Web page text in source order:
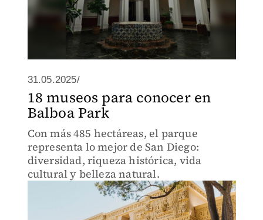
31.05.2025/
18 museos para conocer en
Balboa Park
Con más 485 hectáreas, el parque
representa lo mejor de San Diego:
diversidad, riqueza histórica, vida
cultural y belleza natural.